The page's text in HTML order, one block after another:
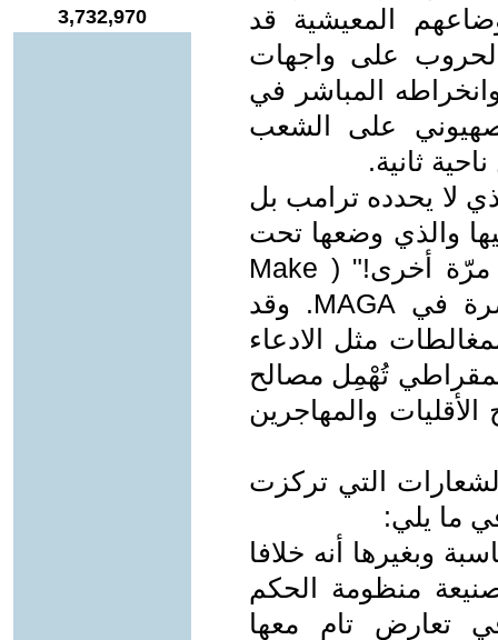
المعيشية قد
على واجهات
المباشر في
على الشعب
ثانية.
لا يحدده ترامب بل
والذي وضعها تحت
شعار عريض "لنجعل أمريكا عظيمة مرّة أخرى!" ( Make
America Great Again ! ) المختصرة في MAGA. وقد
مثل الادعاء
تُهْمِل مصالح
والمهاجرين
التي تركزت
ما يلي:
وبغيرها أنه خلافا
منظومة الحكم
تعارض تام معها
3,732,970